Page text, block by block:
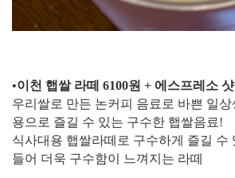
​•이천 햅쌀 라떼 6100원 + 에스프레소
우리쌀로 만든 논커피 음료로 바쁜 일
용으로 즐길 수 있는 구수한 햅쌀음료!
식사대용 햅쌀라떼로 구수하게 즐길 수
들어 더욱 구수함이 느껴지는 라떼